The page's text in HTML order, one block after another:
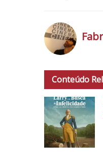
t
p
s
:
/
/
Conteúdo